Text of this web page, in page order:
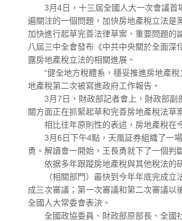
3月4日，十三屆全國人大一次會議首場
遍關注的一個問題，加快房地產稅立法是
加快進行起草完善法律草案、重要問題的
八屆三中全會發布《中共中央關於全面深
露房地產稅立法的相關進展。
“健全地方稅體系，穩妥推進房地產稅
地產稅第二次被寫進政府工作報告。
3月7日，財政部記者會上，財政部副部
關方面正在抓緊起草和完善房地產稅法草
相比往年原則性的表述，房地產稅在今
3月6日下午4點，天風証券組織了一場
勇。解讀會一開始，王長勇就下了一個判
依据多年跟蹤房地產稅與其他稅法的研
（相關部門）最快到今年年底完成立法
成三次審議；第一次審議和第二次審議
全國人大常委會表決。
全國政協委員、財政部原部長、全國社